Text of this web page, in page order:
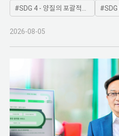
SDG 4 - 양질의 포괄적인 교육제공과 평생학습기회 제공 SDG 8 - 지
2026-08-05